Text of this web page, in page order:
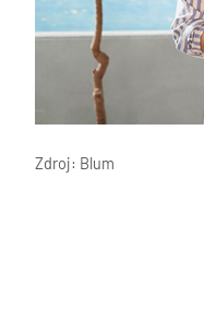
Zdroj: Blum